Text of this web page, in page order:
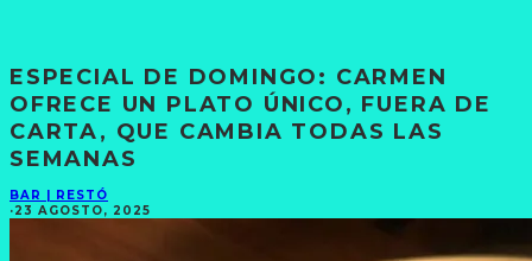
ESPECIAL DE DOMINGO: CARMEN
OFRECE UN PLATO ÚNICO, FUERA DE
CARTA, QUE CAMBIA TODAS LAS
SEMANAS
BAR | RESTÓ
·23 AGOSTO, 2025